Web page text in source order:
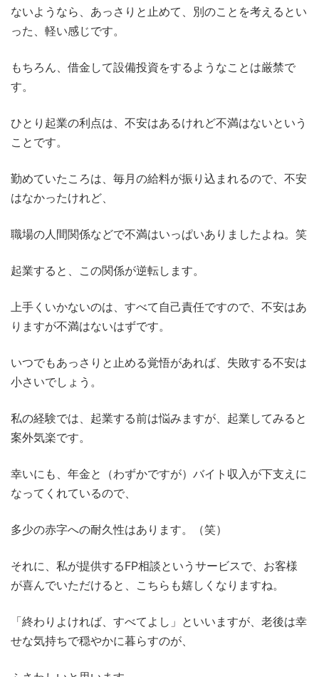
ないようなら、あっさりと止めて、別のことを考えるとい
った、軽い感じです。
もちろん、借金して設備投資をするようなことは厳禁で
す。
ひとり起業の利点は、不安はあるけれど不満はないという
ことです。
勤めていたころは、毎月の給料が振り込まれるので、不安
はなかったけれど、
職場の人間関係などで不満はいっぱいありましたよね。笑
起業すると、この関係が逆転します。
上手くいかないのは、すべて自己責任ですので、不安はあ
りますが不満はないはずです。
いつでもあっさりと止める覚悟があれば、失敗する不安は
小さいでしょう。
私の経験では、起業する前は悩みますが、起業してみると
案外気楽です。
幸いにも、年金と（わずかですが）バイト収入が下支えに
なってくれているので、
多少の赤字への耐久性はあります。（笑）
それに、私が提供するFP相談というサービスで、お客様
が喜んでいただけると、こちらも嬉しくなりますね。
「終わりよければ、すべてよし」といいますが、老後は幸
せな気持ちで穏やかに暮らすのが、